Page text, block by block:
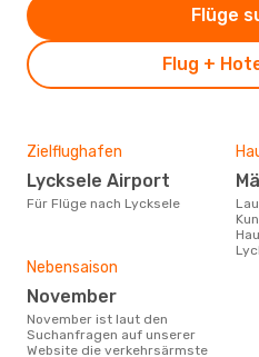
Flug +
Flüge
Zielflughafen
Lycksele Airport
Für Flüge nach Lycksele
Laut Suchanfragen unserer
Nebensaison
November
November ist laut den
Suchanfragen auf unserer
Website die verkehrsärmste